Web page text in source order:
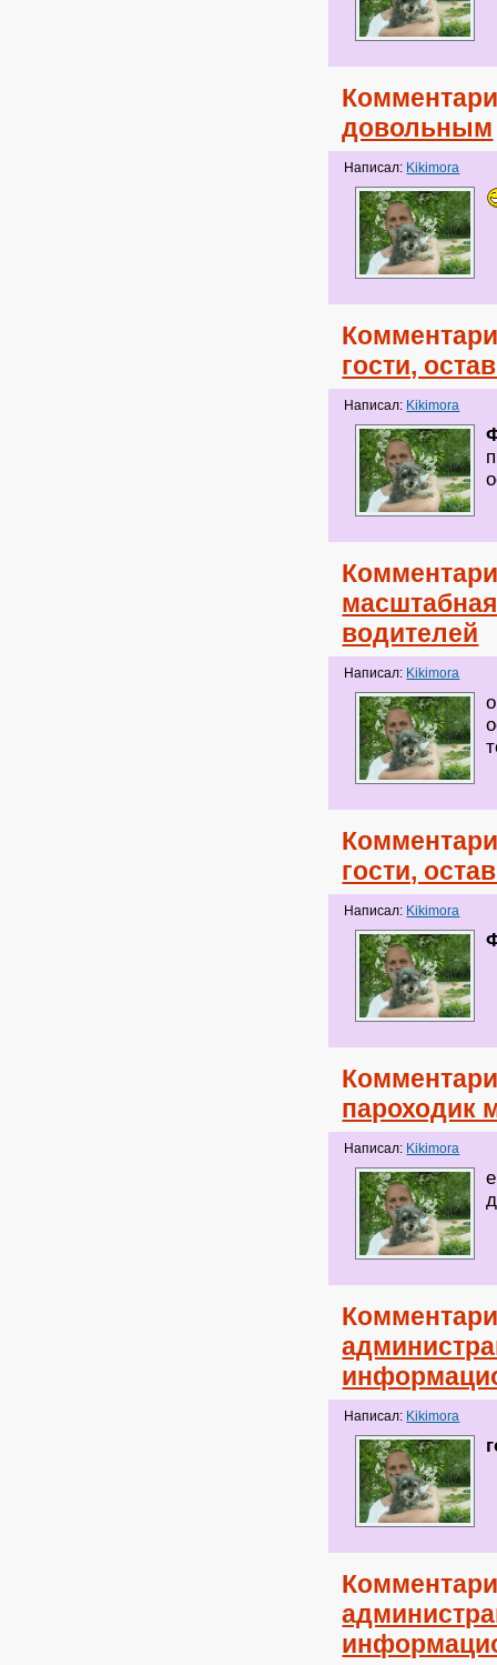
довольным
Написал: Kikimora
гости,
Написал: Kikimora
водителей
Написал: Kikimora
гости,
Написал: Kikimora
пароходик
Написал: Kikimora
Написал: Kikimora